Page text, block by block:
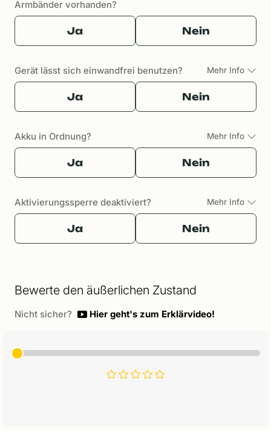
Armbänder vorhanden?
Ja Nein
Gerät lässt sich einwandfrei benutzen? Mehr Info
Ja Nein
Akku in Ordnung? Mehr Info
Ja Nein
Aktivierungssperre deaktiviert? Mehr Info
Ja Nein
Bewerte den äußerlichen Zustand
Nicht sicher? Hier geht's zum Erklärvideo!